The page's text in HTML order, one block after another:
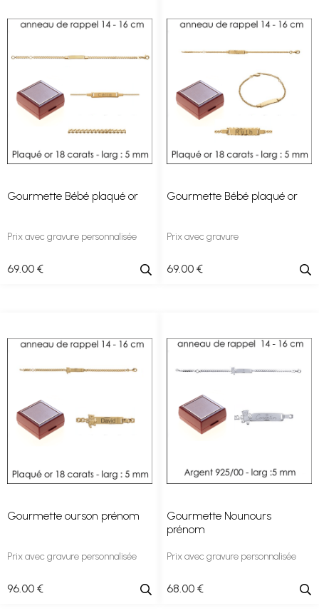
Gourmette Bébé plaqué or
Prix avec gravure personnalisée
69.00 €
Gourmette Bébé plaqué or
Prix avec gravure
69.00 €
Gourmette ourson prénom
Prix avec gravure personnalisée
96.00 €
Gourmette Nounours
prénom
Prix avec gravure personnalisée
68.00 €